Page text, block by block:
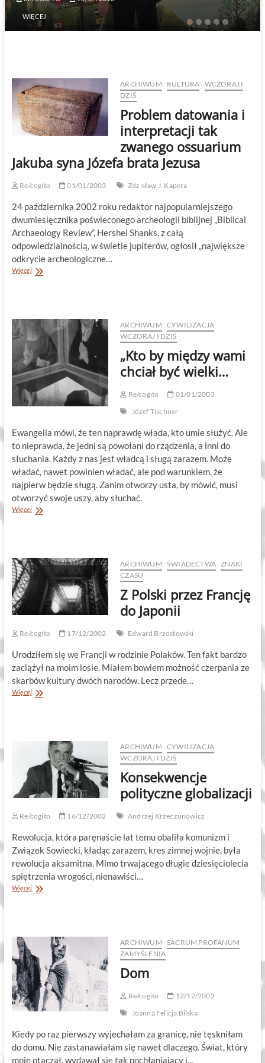
WIĘCEJ
ARCHIWUM KULTURA WCZORAJ I
DZIŚ
Problem datowania i
interpretacji tak
zwanego ossuarium
Jakuba syna Józefa brata Jezusa
Re/cogito 01/01/2003 Zdzisław J. Kapera
24 października 2002 roku redaktor najpopularniejszego
dwumiesięcznika poświeconego archeologii biblijnej „Biblical
Archaeology Review”, Hershel Shanks, z całą
odpowiedzialnością, w świetle jupiterów, ogłosił „największe
odkrycie archeologiczne…
WięcejProblem
zwanego
ossuarium
Jakuba
syna
Józefa
brata
Jezusa
ARCHIWUM CYWILIZACJA
WCZORAJ I DZIŚ
„Kto by między wami
chciał być wielki…
Re/cogito
01/01/2003
Józef Tischner
Ewangelia mówi, że ten naprawdę włada, kto umie służyć. Ale
to nieprawda, że jedni są powołani do rządzenia, a inni do
słuchania. Każdy z nas jest władcą i sługą zarazem. Może
władać, nawet powinien władać, ale pod warunkiem, że
najpierw będzie sługą. Zanim otworzy usta, by mówić, musi
otworzyć swoje uszy, aby słuchać.
Więcej„Kto
być
wielki…
ARCHIWUM ŚWIADECTWA ZNAKI
CZASU
Z Polski przez Francję
do Japonii
Re/cogito 17/12/2002 Edward Brzostowski
Urodziłem się we Francji w rodzinie Polaków. Ten fakt bardzo
zaciążył na moim losie. Miałem bowiem możność czerpania ze
skarbów kultury dwóch narodów. Lecz przede…
WięcejZ
Japonii
ARCHIWUM CYWILIZACJA
WCZORAJ I DZIŚ
Konsekwencje
polityczne globalizacji
Re/cogito 16/12/2002 Andrzej Krzeczunowicz
Rewolucja, która paręnaście lat temu obaliła komunizm i
Związek Sowiecki, kładąc zarazem, kres zimnej wojnie, była
rewolucja aksamitna. Mimo trwającego długie dziesięciolecia
spiętrzenia wrogości, nienawiści…
WięcejKonsekwencje
ARCHIWUM SACRUM PROFANUM
ZAMYŚLENIA
Dom
Re/cogito
12/12/2002
Joanna Felicja Bilska
Kiedy po raz pierwszy wyjechałam za granicę, nie tęskniłam
do domu. Nie zastanawiałam się nawet dlaczego. Świat, który
mnie otaczał, wydawał się tak pochłaniający i…